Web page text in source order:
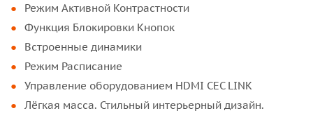
Режим Активной Контрастности
Функция Блокировки Кнопок
Встроенные динамики
Режим Расписание
Управление оборудованием HDMI CEC LINK
Лёгкая масса. Стильный интерьерный дизайн.